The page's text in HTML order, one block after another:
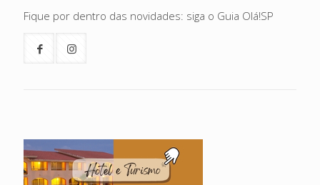
Fique por dentro das novidades: siga o Guia Olá!SP